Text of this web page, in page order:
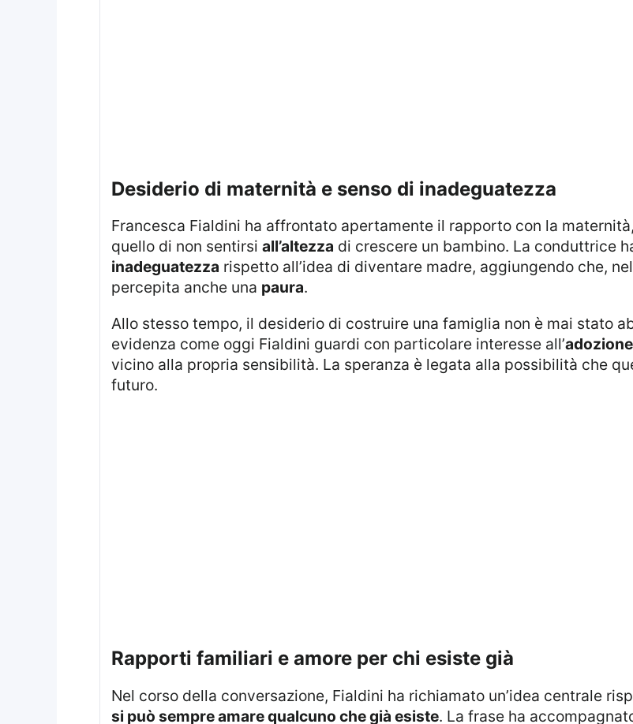
desiderio di maternità e senso di inadeguatezza
Francesca Fialdini ha affrontato apertamente il rapporto con la maternità, descrivendo un sentimento durato a lungo:
quello di non sentirsi all’altezza di crescere un bambino. La conduttrice
inadeguatezza rispetto all’idea di diventare madre, aggiungendo che,
percepita anche una paura.
Allo stesso tempo, il desiderio di costruire una famiglia non è mai stato abbandonato del tutto. Il racconto ha messo in
evidenza come oggi Fialdini guardi con particolare interesse all’adozione
vicino alla propria sensibilità. La speranza è legata alla possibilità che
futuro.
rapporti familiari e amore per chi esiste già
Nel corso della conversazione, Fialdini ha richiamato un’idea centrale
si può sempre amare qualcuno che già esiste. La frase ha